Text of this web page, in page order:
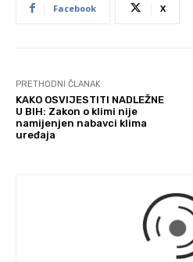
Facebook X
PRETHODNI ČLANAK
KAKO OSVIJESTITI NADLEŽNE
U BIH: Zakon o klimi nije
namijenjen nabavci klima
uređaja